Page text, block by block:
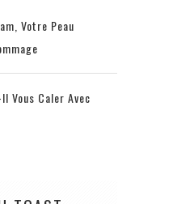
Votre Peau
Vous Caler Avec